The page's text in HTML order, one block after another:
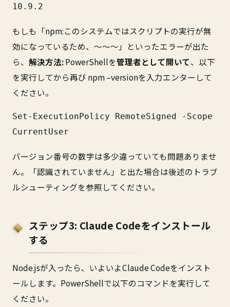
10.9.2
もしも「npm:このシステムではスクリプトの実行が無
効になっているため、〜〜〜」といったエラーが出た
ら、 解決方法:PowerShellを管理者として開いて、以下
を実行してから再び npm –versionを入力エンターして
ください。
Set-ExecutionPolicy RemoteSigned -Scope
CurrentUser
バージョン番号の数字は多少違っていても問題ありませ
ん。「認識されていません」と出た場合は後述のトラブ
ルシューティングを参照してください。
ステップ3: Claude Codeをインストール
する
Node.jsが入ったら、いよいよClaude Codeをインスト
ールします。PowerShellで以下のコマンドを実行して
ください。